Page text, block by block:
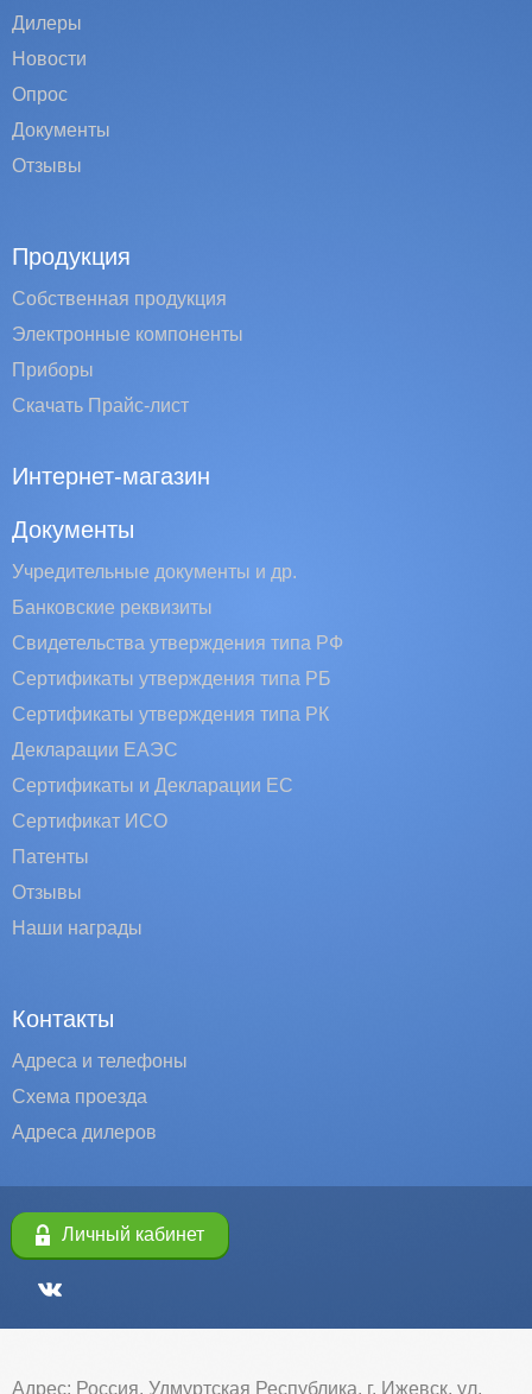
Дилеры
Новости
Опрос
Документы
Отзывы
Продукция
Собственная продукция
Электронные компоненты
Приборы
Скачать Прайс-лист
Интернет-магазин
Документы
Учредительные документы и др.
Банковские реквизиты
Свидетельства утверждения типа РФ
Сертификаты утверждения типа РБ
Сертификаты утверждения типа РК
Декларации ЕАЭС
Сертификаты и Декларации EC
Сертификат ИСО
Патенты
Отзывы
Наши награды
Контакты
Адреса и телефоны
Схема проезда
Адреса дилеров
Личный кабинет
Адрес: Россия, Удмуртская Республика, г. Ижевск, ул.